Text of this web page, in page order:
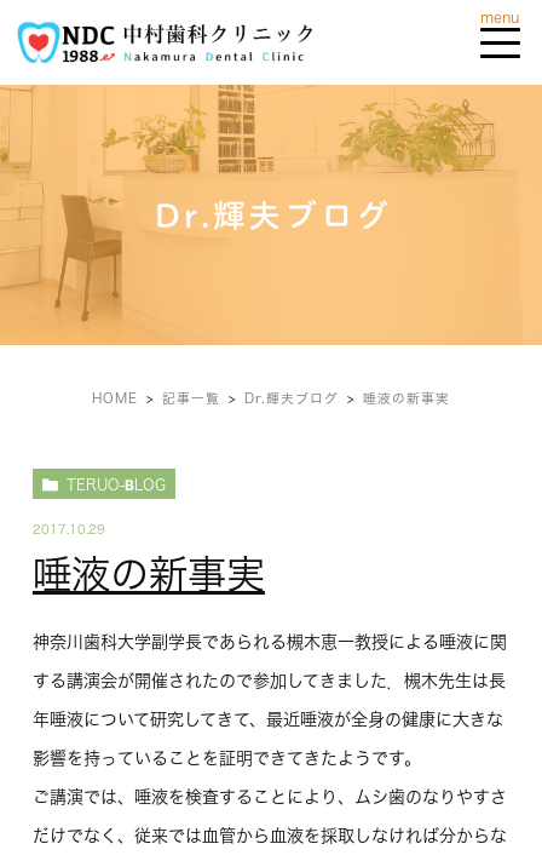
Dr.輝夫ブログ
HOME 記事一覧 Dr.輝夫ブログ 唾液の新事実
TERUO-BLOG
2017.10.29
唾液の新事実
神奈川歯科大学副学長であられる槻木恵一教授による唾液に関
する講演会が開催されたので参加してきました．槻木先生は長
年唾液について研究してきて、最近唾液が全身の健康に大きな
影響を持っていることを証明できてきたようです。
ご講演では、唾液を検査することにより、ムシ歯のなりやすさ
だけでなく、従来では血管から血液を採取しなければ分からな